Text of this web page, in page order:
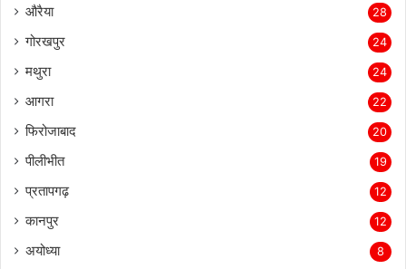
औरैया 28
गोरखपुर 24
मथुरा 24
आगरा 22
फिरोजाबाद 20
पीलीभीत 19
प्रतापगढ़ 12
कानपुर 12
अयोध्या 8